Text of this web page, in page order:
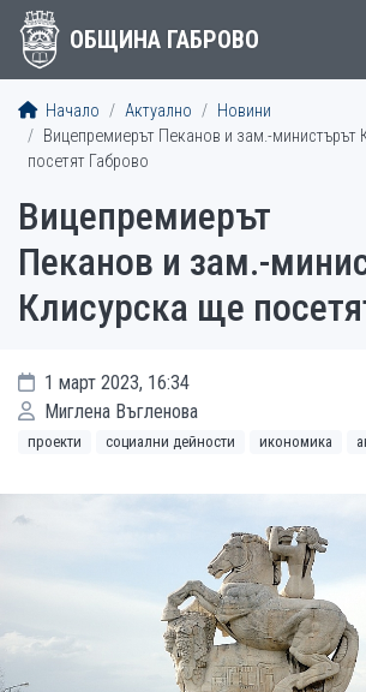
ОБЩИНА ГАБРОВО
Начало Актуално
Новини
Вицепремиерът Пеканов и зам.-министърът
посетят Габрово
Вицепремиерът
Пеканов и зам.-
Клисурска ще
1 март 2023, 16:34
Миглена Въгленова
проекти социални дейности икономика